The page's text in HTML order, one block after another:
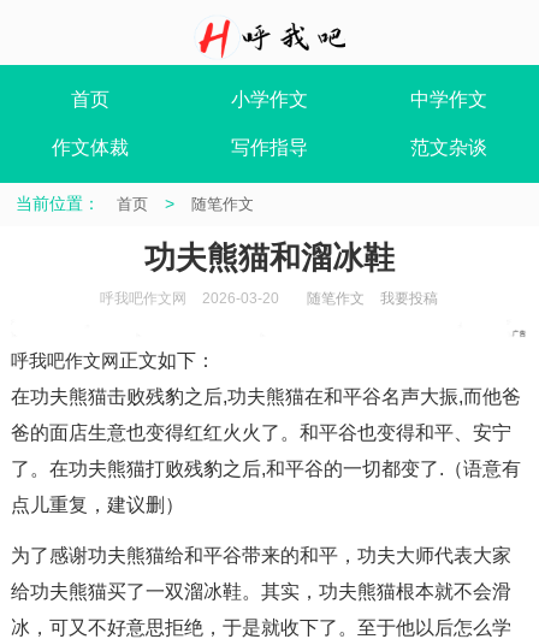
首页 小学作文 中学作文
作文体裁 写作指导 范文杂谈
当前位置： 首页 > 随笔作文
功夫熊猫和溜冰鞋
呼我吧作文网 2026-03-20 随笔作文 我要投稿
呼我吧作文网正文如下：
在功夫熊猫击败残豹之后,功夫熊猫在和平谷名声大振,而他爸
爸的面店生意也变得红红火火了。和平谷也变得和平、安宁
了。在功夫熊猫打败残豹之后,和平谷的一切都变了.（语意有
点儿重复，建议删）
为了感谢功夫熊猫给和平谷带来的和平，功夫大师代表大家
给功夫熊猫买了一双溜冰鞋。其实，功夫熊猫根本就不会滑
冰，可又不好意思拒绝，于是就收下了。至于他以后怎么学